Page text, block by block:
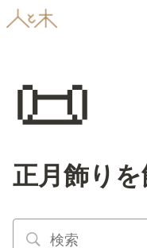
📜
正月飾り